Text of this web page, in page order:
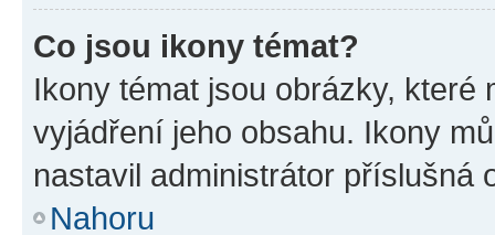
Co jsou ikony témat?
Ikony témat jsou obrázky,
vyjádření jeho obsahu. Ikony
nastavil administrátor příslušná
Nahoru